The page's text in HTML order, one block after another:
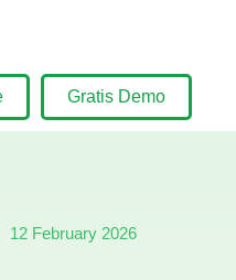
Gratis Demo
12 February 2026